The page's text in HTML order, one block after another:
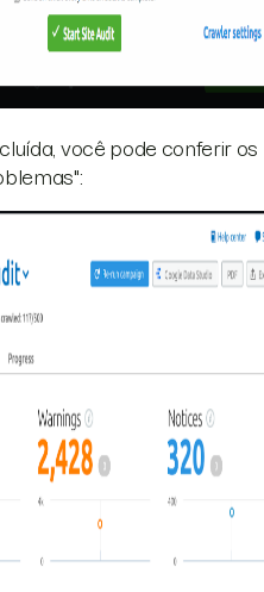
você pode conferir os